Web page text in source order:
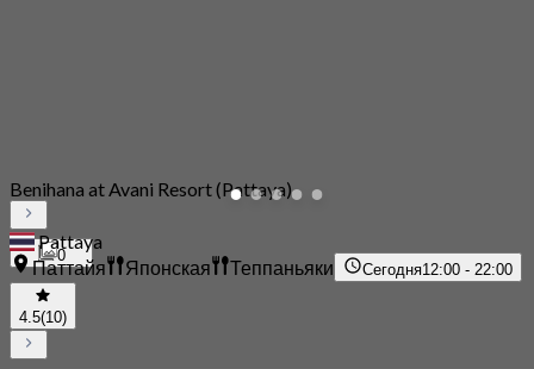
0
Benihana at Avani Resort (Pattaya)
Pattaya
Паттайя
Японская Теппаньяки Сегодня12:00 - 22:00
4.5(10)